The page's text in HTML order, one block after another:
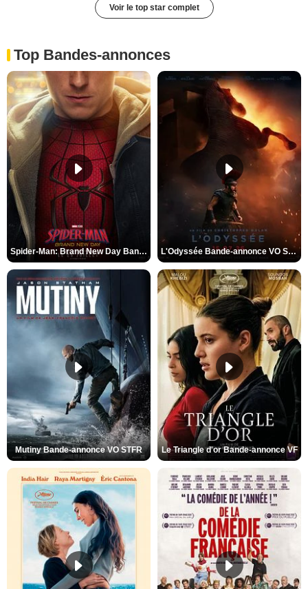
Voir le top star complet
Top Bandes-annonces
Spider-Man: Brand New Day Bande-annonce VO STFR L'Odyssée Bande-annonce VO STFR
Mutiny Bande-annonce VO STFR Le Triangle d'or Bande-annonce VF